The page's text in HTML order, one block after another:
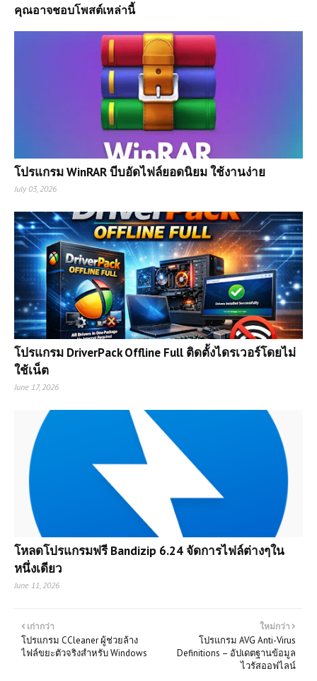
คุณอาจชอบโพสต์เหล่านี้
โปรแกรม WinRAR บีบอัดไฟล์ยอดนิยม ใช้งานง่าย
July 03, 2026
โปรแกรม DriverPack Offline Full ติดตั้งไดรเวอร์โดยไม่
ใช้เน็ต
June 17, 2026
โหลดโปรแกรมฟรี Bandizip 6.24 จัดการไฟล์ต่างๆใน
หนึ่งเดียว
June 11, 2026
ใหม่กว่า
โปรแกรม AVG Anti-Virus
Definitions – อัปเดตฐานข้อมูล
ไวรัสออฟไลน์
เก่ากว่า
โปรแกรม CCleaner ผู้ช่วยล้าง
ไฟล์ขยะตัวจริงสำหรับ Windows